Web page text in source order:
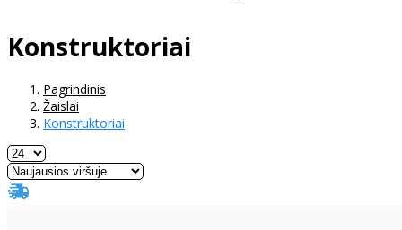
Konstruktoriai
Pagrindinis
Žaislai
Konstruktoriai